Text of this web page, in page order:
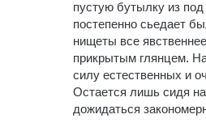
пустую бутылку из
постепенно сьедает
нищеты все
прикрытым глянцем.
силу естественных и
Остается лишь сидя
дожидаться